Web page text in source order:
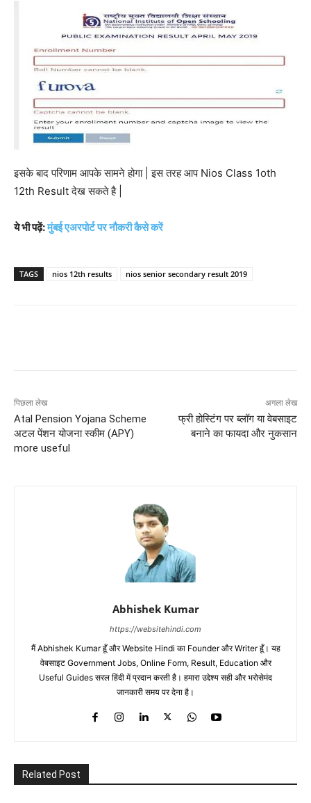
इसके बाद परिणाम आपके सामने होगा | इस तरह आप Nios Class 1oth
12th Result देख सकते है |
ये भी पढ़ें:मुंबई एअरपोर्ट पर नौकरी कैसे करें
TAGS nios 12th results nios senior secondary result 2019
पिछला लेख
Atal Pension Yojana Scheme
अटल पेंशन योजना स्कीम (APY)
more useful
अगला लेख
फ्री होस्टिंग पर ब्लॉग या वेबसाइट
बनाने का फायदा और नुकसान
Abhishek Kumar
https://websitehindi.com
मैं Abhishek Kumar हूँ और Website Hindi का Founder और Writer हूँ। यह
वेबसाइट Government Jobs, Online Form, Result, Education और
Useful Guides सरल हिंदी में प्रदान करती है। हमारा उद्देश्य सही और भरोसेमंद
जानकारी समय पर देना है।
Related Post